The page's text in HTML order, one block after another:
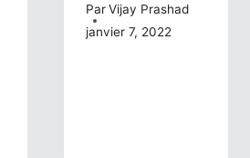
ParVijay Prashad
janvier 7, 2022